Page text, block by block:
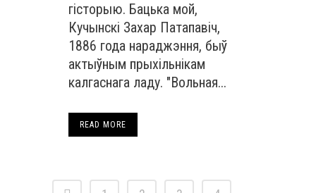
гісторыю. Бацька мой,
Кучынскі Захар Патапавіч,
1886 года нараджэння, быў
актыўным прыхільнікам
калгаснага ладу. "Вольная...
READ MORE